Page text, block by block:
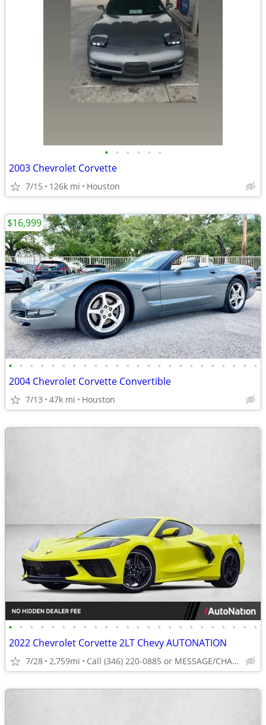
• • • • • •
2003 Chevrolet Corvette
7/15 126k mi Houston
• • • • • • • • • • • • • • • • • • • • • • • •
2004 Chevrolet Corvette Convertible
7/13 47k mi Houston
$16,999
• • • • • • • • • • • • • • • • • • • • • • • •
2022 Chevrolet Corvette 2LT Chevy AUTONATION
7/28 2,759mi Call (346) 220-0885 or MESSAGE/CHAT to confirm availability